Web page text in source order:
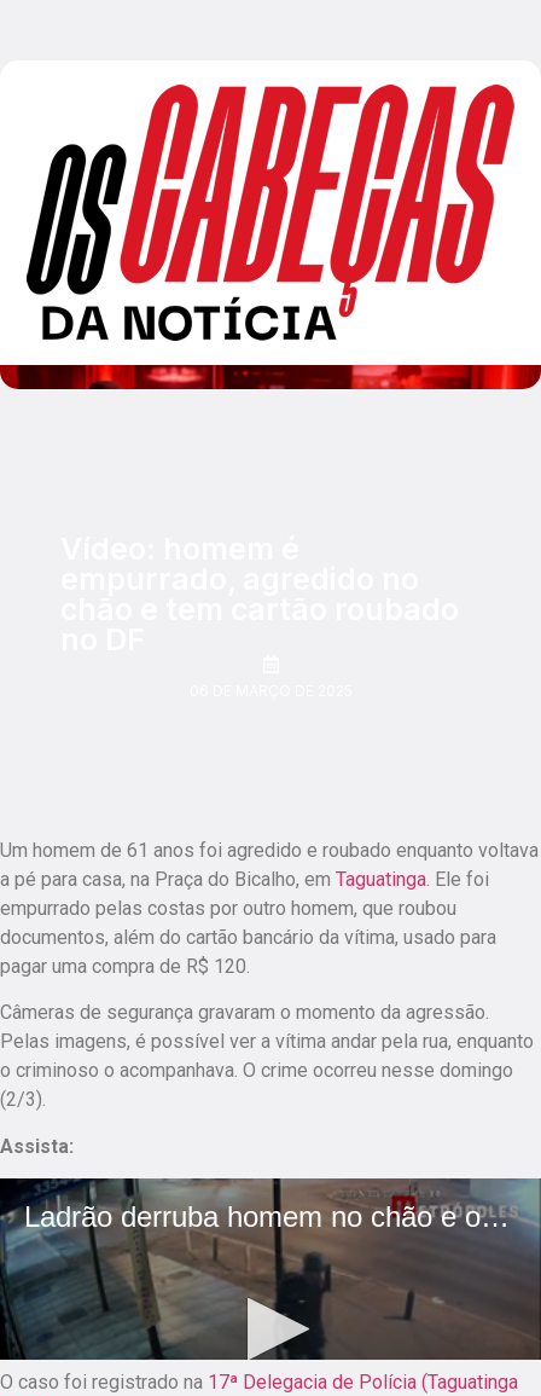
Um homem de 61 anos foi agredido e roubado enquanto voltava
a pé para casa, na Praça do Bicalho, em Taguatinga. Ele foi
empurrado pelas costas por outro homem, que roubou
documentos, além do cartão bancário da vítima, usado para
pagar uma compra de R$ 120.
Câmeras de segurança gravaram o momento da agressão.
Pelas imagens, é possível ver a vítima andar pela rua, enquanto
o criminoso o acompanhava. O crime ocorreu nesse domingo
(2/3).
Assista:
O caso foi registrado na 17ª Delegacia de Polícia (Taguatinga